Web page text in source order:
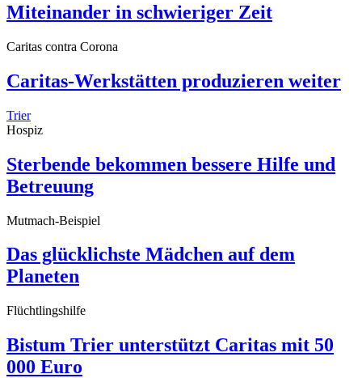
Miteinander in schwieriger Zeit
Caritas contra Corona
Caritas-Werkstätten produzieren weiter
Trier
Hospiz
Sterbende bekommen bessere Hilfe und
Betreuung
Mutmach-Beispiel
Das glücklichste Mädchen auf dem
Planeten
Flüchtlingshilfe
Bistum Trier unterstützt Caritas mit 50
000 Euro